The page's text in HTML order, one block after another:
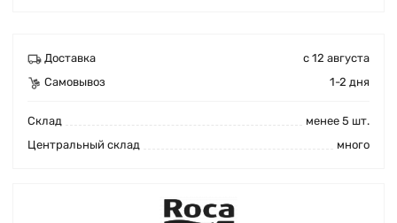
Доставка
с 12 августа
Самовывоз
1-2 дня
Cклад
менее 5 шт.
Центральный склад
много